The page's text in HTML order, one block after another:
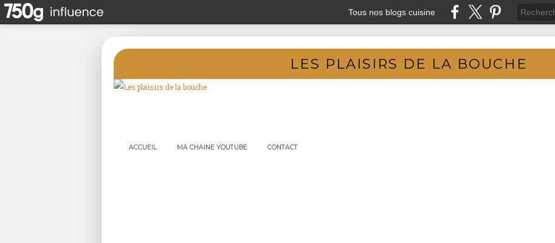
Tous nos blogs cuisine
LES PLAISIRS DE LA BOUCHE
ACCUEIL MA CHAINE YOUTUBE CONTACT